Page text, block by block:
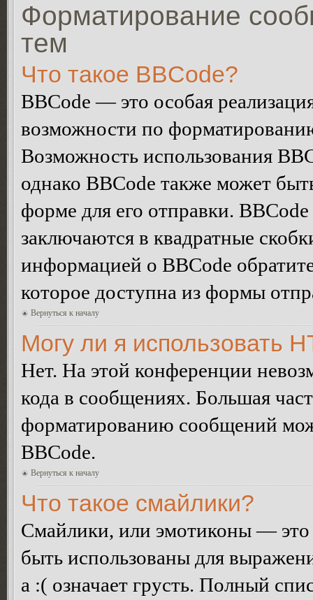
Форматирование
тем
Что такое BBCode?
BBCode — это особая
возможности по
Возможность использования
однако BBCode также может
форме для его отправки.
заключаются в квадратные
информацией о BBCode
которое доступна из формы
Вернуться к началу
Могу ли я использовать
Нет. На этой конференции
кода в сообщениях. Большая
форматированию сообщений
BBCode.
Вернуться к началу
Что такое смайлики?
Смайлики, или эмотиконы — это
быть использованы для
а :( означает грусть. Полный